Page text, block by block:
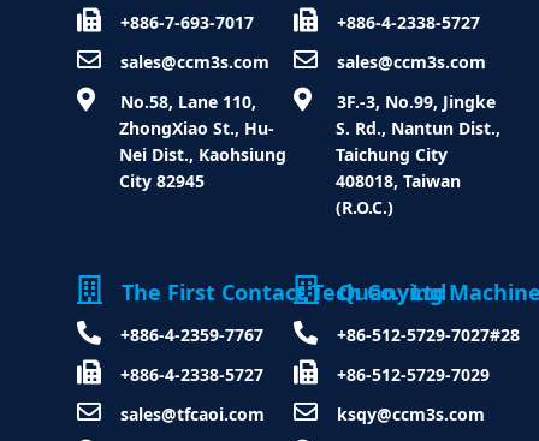
+886-7-693-7017
sales@ccm3s.com
No.58, Lane 110,
ZhongXiao St., Hu-
Nei Dist., Kaohsiung
City 82945
+886-4-2338-5727
sales@ccm3s.com
3F.-3, No.99, Jingke
S. Rd., Nantun Dist.,
Taichung City
408018, Taiwan
(R.O.C.)
The First Contact Tech Co., Ltd
+886-4-2359-7767
+886-4-2338-5727
sales@tfcaoi.com
Quanying
+86-512-5729-7027#28
+86-512-5729-7029
ksqy@ccm3s.com